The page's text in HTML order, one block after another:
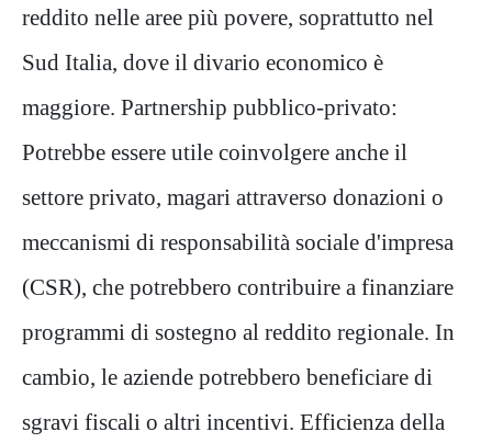
reddito nelle aree più povere, soprattutto nel
Sud Italia, dove il divario economico è
maggiore. Partnership pubblico-privato:
Potrebbe essere utile coinvolgere anche il
settore privato, magari attraverso donazioni o
meccanismi di responsabilità sociale d'impresa
(CSR), che potrebbero contribuire a finanziare
programmi di sostegno al reddito regionale. In
cambio, le aziende potrebbero beneficiare di
sgravi fiscali o altri incentivi. Efficienza della